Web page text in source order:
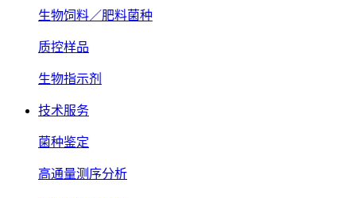
生物饲料／肥料菌种
质控样品
生物指示剂
技术服务
菌种鉴定
高通量测序分析